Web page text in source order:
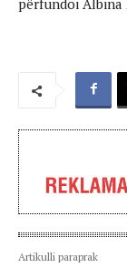
Artikulli paraprak